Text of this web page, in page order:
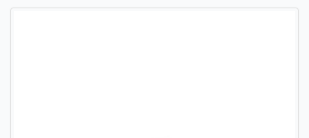
BL-Motor Finder